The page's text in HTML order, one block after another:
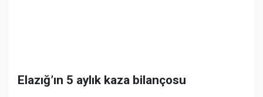
Elazığ’ın 5 aylık kaza bilançosu